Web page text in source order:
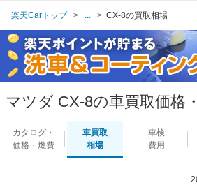
楽天Carトップ CX-8の買取相場
マツダ CX-8の車買取価格
カタログ・
価格・燃費
車買取
相場
車検
費用